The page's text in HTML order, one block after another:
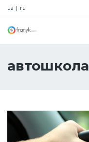
ua | ru
автошкола